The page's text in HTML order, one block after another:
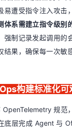
易遭受指令注入攻击
体系需建立指令级别
强制记录发起调用的
结果，确保每一次敏
构建标准化可
OpenTelemetry 规范
底层完成 Agent 与